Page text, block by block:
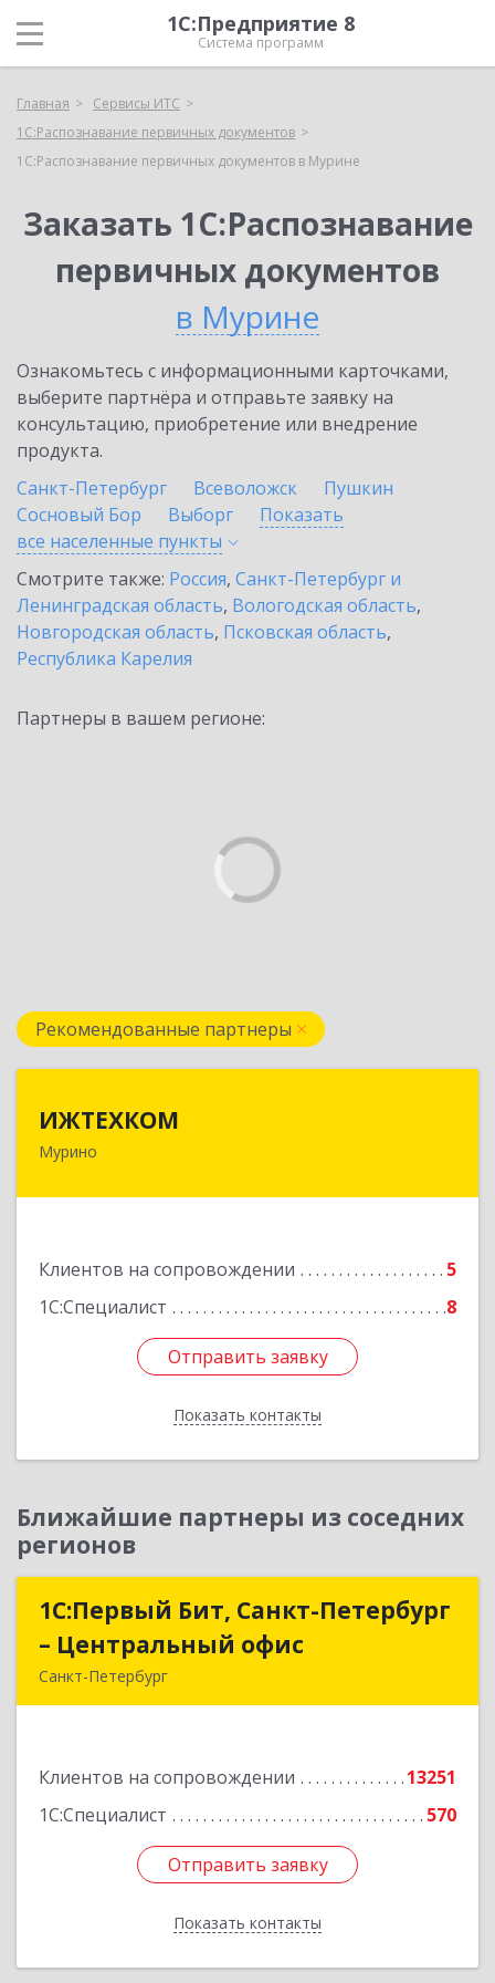
1С:Предприятие 8
Система программ
Главная
Сервисы ИТС
1С:Распознавание первичных документов
1С:Распознавание первичных документов в Мурине
Заказать 1С:Распознавание
первичных документов
в Мурине
Ознакомьтесь с информационными карточками,
выберите партнёра и отправьте заявку на
консультацию, приобретение или внедрение
продукта.
Санкт-Петербург
Всеволожск
Пушкин
Сосновый Бор
Выборг
Показать
все населенные пункты
Смотрите также: Россия, Санкт-Петербург и
Ленинградская область, Вологодская область,
Новгородская область, Псковская область,
Республика Карелия
Партнеры в вашем регионе:
Рекомендованные партнеры
ИЖТЕХКОМ
Мурино
Клиентов на сопровождении
5
1С:Специалист
8
Отправить заявку
Показать контакты
188677, Ленинградская обл, Всеволожский р-н,
Отправить заявку
Назад
Ближайшие партнеры из соседних
регионов
1С:Первый Бит, Санкт-Петербург
– Центральный офис
Санкт-Петербург
Клиентов на сопровождении
13251
1С:Специалист
570
Отправить заявку
Показать контакты
1С:Первый Бит, Санкт-Петербург
– Центральный офис
Отправить заявку
Назад